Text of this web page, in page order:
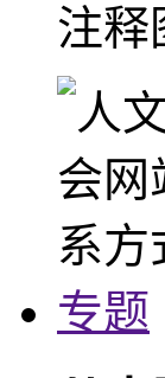
注释
专题